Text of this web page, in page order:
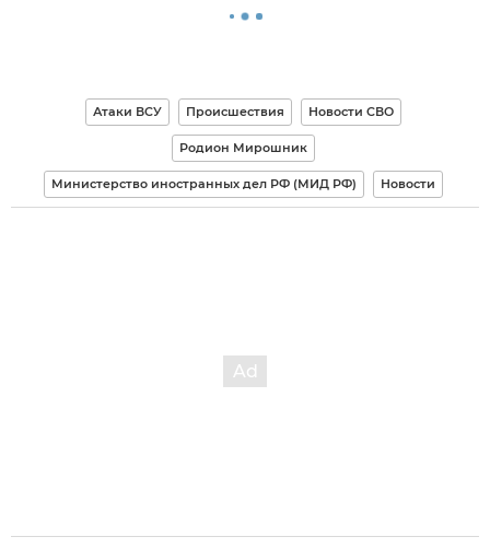
Атаки ВСУ Происшествия Новости СВО
Родион Мирошник
Министерство иностранных дел РФ (МИД РФ) Новости